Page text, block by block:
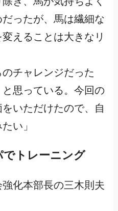
ったが、馬は繊細な
えることは大きなリ
のチャレンジだった
思っている。今回の
いただけたので、自
い」
でトレーニング
化本部長の三木則夫